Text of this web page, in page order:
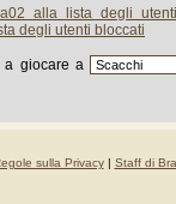
alla lista degli
degli utenti bloccati
a giocare a
sulla Privacy| Staff di